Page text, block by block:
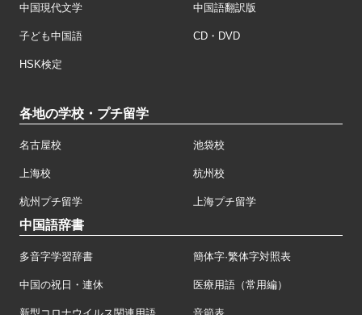
中国現代文学 中国語翻訳版
子ども中国語 CD・DVD
HSK検定
各地の学校・プチ留学
名古屋校 池袋校
上海校 杭州校
杭州プチ留学 上海プチ留学
中国語辞書
多音字学習辞書 簡体字·繁体字対照表
中国の祝日・連休 医療用語（常用編）